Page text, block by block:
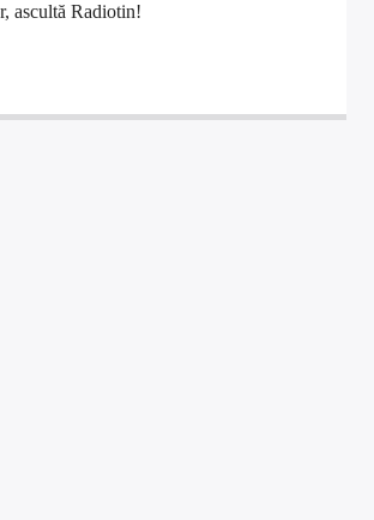
ascultă Radiotin!